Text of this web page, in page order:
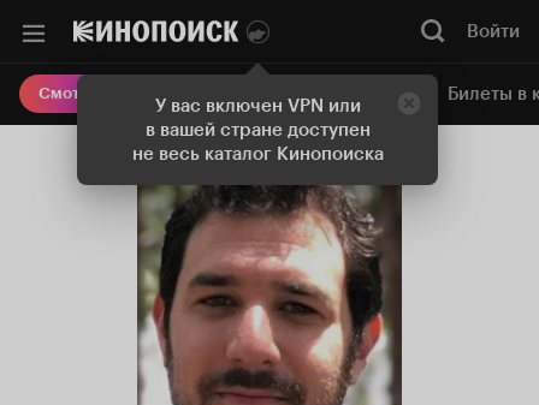
У вас включен VPN или
в вашей стране доступен
не весь каталог Кинопоиска
Войти
Смотреть кино Онлайн-кинотеатр Билеты в